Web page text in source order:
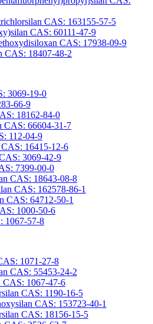
CAS: 163155-57-5
CAS: 60111-47-9
CAS: 17938-09-9
CAS: 18407-48-2
3069-19-0
66-9
18162-84-0
CAS: 66604-31-7
112-04-9
16415-12-6
3069-42-9
7399-00-0
CAS: 18643-08-8
CAS: 162578-86-1
CAS: 64712-50-1
1000-50-6
1067-57-8
1071-27-8
CAS: 55453-24-2
CAS: 1067-47-6
CAS: 1190-16-5
CAS: 153723-40-1
CAS: 18156-15-5